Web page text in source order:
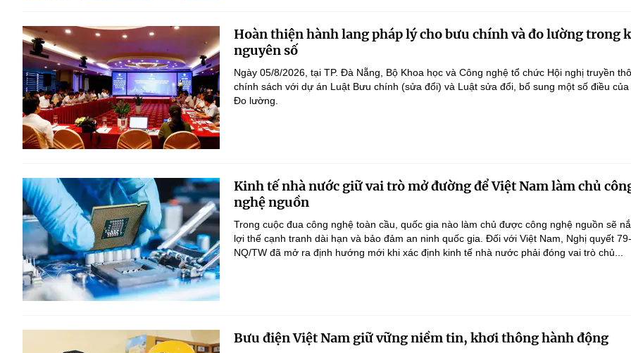
Hoàn thiện hành lang pháp lý cho bưu chính và đo lường trong
nguyên số
Ngày 05/8/2026, tại TP. Đà Nẵng, Bộ Khoa học và Công nghệ tổ chức Hội nghị truyền
chính sách với dự án Luật Bưu chính (sửa đổi) và Luật sửa đổi, bổ sung một số điều của
Đo lường.
Kinh tế nhà nước giữ vai trò mở đường để Việt Nam làm chủ
nghệ nguồn
Trong cuộc đua công nghệ toàn cầu, quốc gia nào làm chủ được công nghệ nguồn sẽ
lợi thế cạnh tranh dài hạn và bảo đảm an ninh quốc gia. Đối với Việt Nam, Nghị quyết 79-
NQ/TW đã mở ra định hướng mới khi xác định kinh tế nhà nước phải đóng vai trò chủ...
Bưu điện Việt Nam giữ vững niềm tin, khơi thông hành động